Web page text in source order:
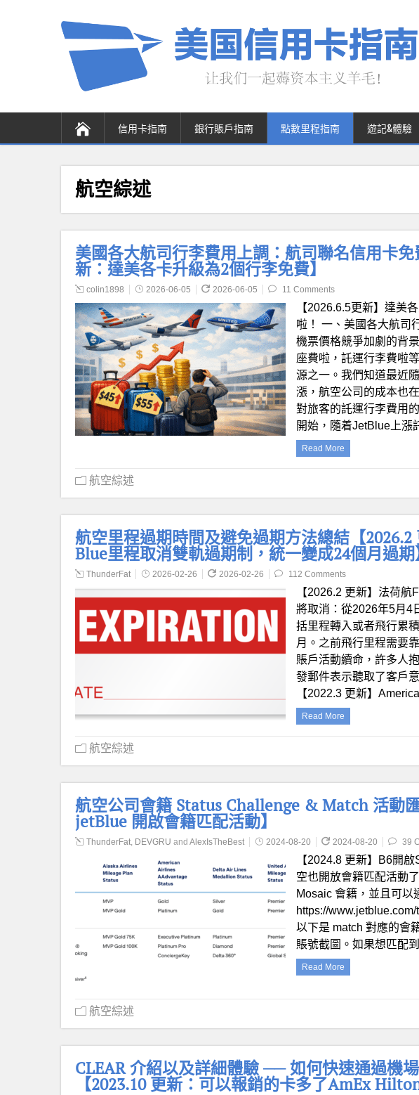
信用卡指南 銀行賬戶指南 點數里程指南 遊記&體驗
航空綜述
美國各大航司行李費用上調：航司聯名信用卡
新：達美各卡升級為2個行李免費】
colin1898 2026-06-05 2026-06-05 11 Comments
【2026.6.5更新】達美
啦！ 一、美國各大航司
機票價格競爭加劇的背
座費啦，託運行李費啦
源之一。我們知道最近
漲，航空公司的成本也
對旅客的託運行李費用
開始，隨着JetBlue上漲
Read More
航空綜述
航空里程過期時間及避免過期方法總結【
Blue里程取消雙軌過期制，統一變成24個月過期
ThunderFat 2026-02-26 2026-02-26 112 Comments
【2026.2 更新】法荷
將取消：從2026年5月4
括里程轉入或者飛行累
月。之前飛行里程需要
賬戶活動續命，許多人
發郵件表示聽取了客戶
【2022.3 更新】
Read More
航空綜述
航空公司會籍 Status Challenge & Match 活動
jetBlue 開啟會籍匹配活動】
ThunderFat, DEVGRU and AlexIsTheBest 2024-08-20 2024-08-20 39
【2024.8 更新】B6開
空也開放會籍匹配活動
Mosaic 會籍，並且可以
https://
以下是 match 對應的會
賬號截圖。如果想匹配
Read More
航空綜述
CLEAR 介紹以及詳細體驗 ── 如何快速通過機
【2023.10 更新：可以報銷的卡多了AmEx